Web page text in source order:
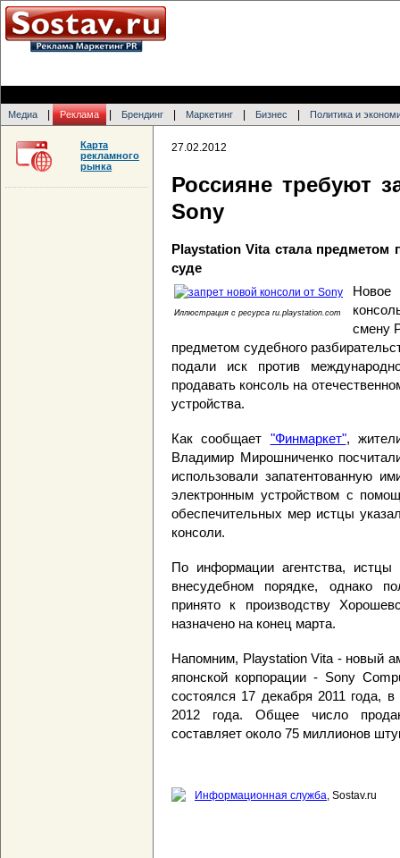
Медиа Реклама Брендинг Маркетинг Бизнес Политика и
27.02.2012
Россияне требуют
Sony
Playstation Vita стала предметом
суде
Иллюстрация c ресурса ru.playstation.com
Новое
смену
предметом судебного
подали иск против
продавать консоль на
устройства.
Как сообщает "Финмаркет",
Владимир Мирошниченко
использовали запатентованную
электронным устройством с
обеспечительных мер истцы
консоли.
По информации агентства,
внесудебном порядке, однако
принято к производству
назначено на конец марта.
Напомним, Playstation Vita - новый
японской корпорации - Sony
состоялся 17 декабря 2011 года,
2012 года. Общее число
составляет около 75 миллионов
Информационная служба, Sostav.ru
Карта
рекламного
рынка